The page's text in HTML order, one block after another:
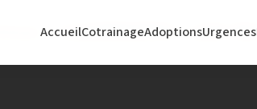
AccueilCotrainageAdoptionsUrgences
:ZANNIMO AN